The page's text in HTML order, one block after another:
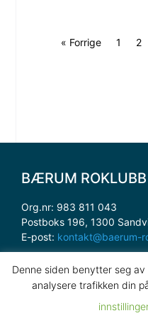
« Forrige 1 2
BÆRUM ROKLUBB
Org.nr: 983 811 043
Postboks 196, 1300
E-post: kontakt@baerum-
Denne siden benytter seg
analysere trafikken din